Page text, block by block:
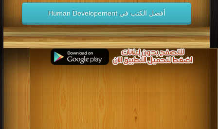
أفضل الكتب في Human Developement